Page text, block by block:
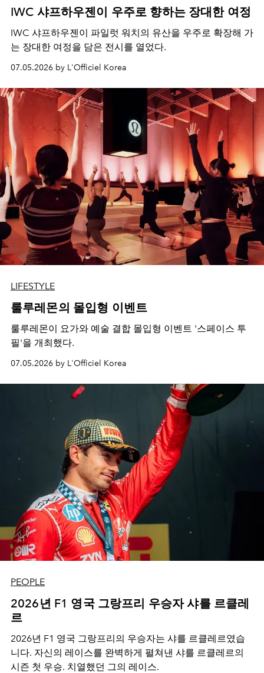
IWC 샤프하우젠이 우주로 향하는 장대한 여정
IWC 샤프하우젠이 파일럿 워치의 유산을 우주로 확장해 가
는 장대한 여정을 담은 전시를 열었다.
07.05.2026 by L'Officiel Korea
LIFESTYLE
룰루레몬의 몰입형 이벤트
룰루레몬이 요가와 예술 결합 몰입형 이벤트 '스페이스 투
필'을 개최했다.
07.05.2026 by L'Officiel Korea
PEOPLE
2026년 F1 영국 그랑프리 우승자 샤를 르클레
르
2026년 F1 영국 그랑프리의 우승자는 샤를 르클레르였습
니다. 자신의 레이스를 완벽하게 펼쳐낸 샤를 르클레르의
시즌 첫 우승. 치열했던 그의 레이스.